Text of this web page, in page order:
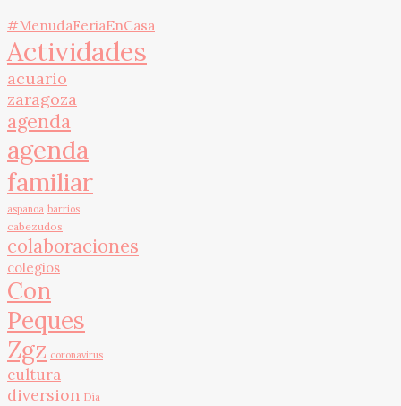
#MenudaFeriaEnCasa
Actividades
acuario
zaragoza
agenda
agenda
familiar
aspanoa barrios
cabezudos
colaboraciones
colegios
Con
Peques
Zgz coronavirus
cultura
diversion Día